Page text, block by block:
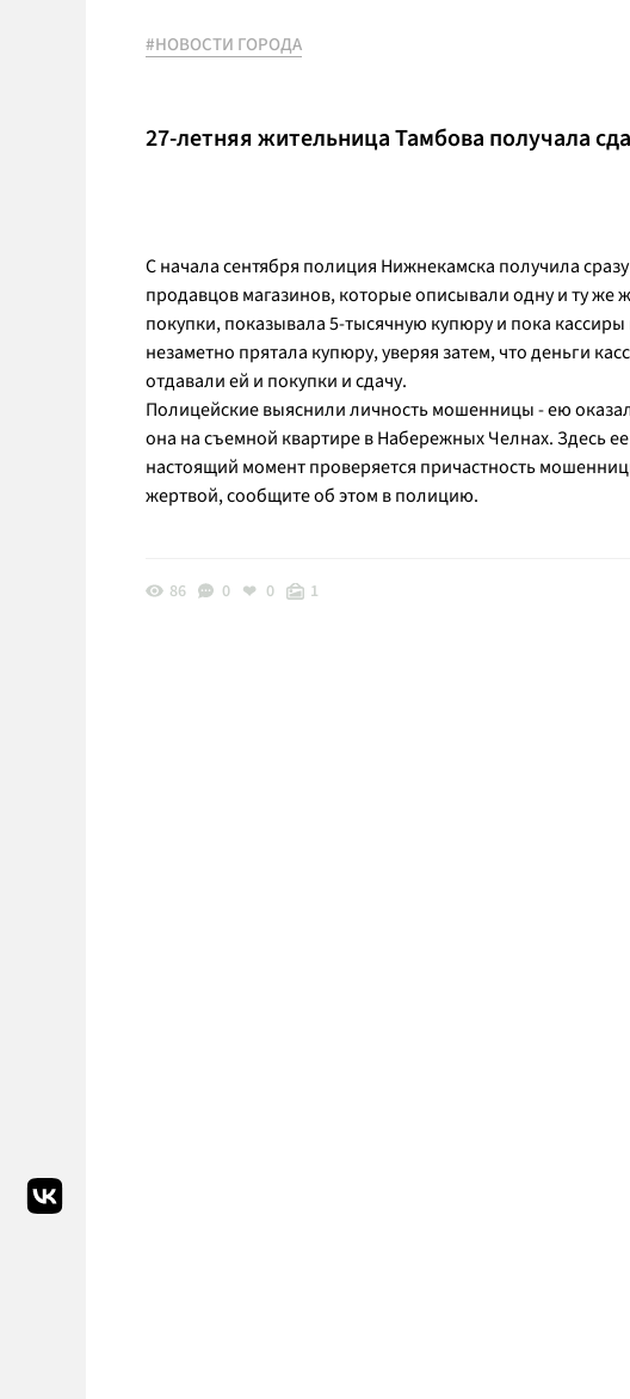
#НОВОСТИ ГОРОДА
27-летняя жительница Тамбова получала
С начала сентября полиция Нижнекамска получила
продавцов магазинов, которые описывали одну и ту
покупки, показывала 5-тысячную купюру и пока
незаметно прятала купюру, уверяя затем, что деньги
отдавали ей и покупки и сдачу.
Полицейские выяснили личность мошенницы - ею
она на съемной квартире в Набережных Челнах. Здесь
настоящий момент проверяется причастность
жертвой, сообщите об этом в полицию.
86 0 0 1